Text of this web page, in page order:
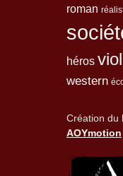
roman
héros
western
Création du
AOYmotion